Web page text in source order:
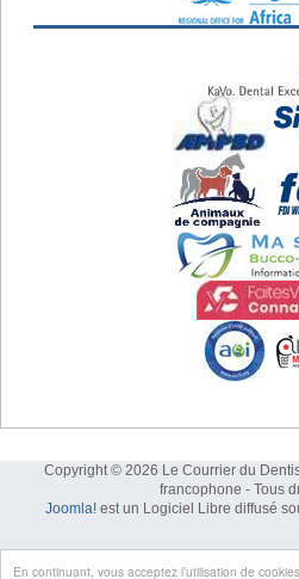
En continuant, vous acceptez l’utilisation de
Copyright © 2026 Le Courrier du
francophone - Tous
Joomla!est un Logiciel Libre diffusé